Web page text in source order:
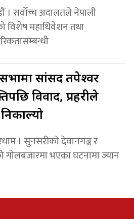
। सर्वोच्च अदालतले नेपाली
विशेष महाधिवेशन तथा
सभामा सांसद तपेश्वर
विवाद, प्रहरीले
। सुनसरीको देवानगञ्ज र
गोलबजारमा भएका घटनामा ज्यान